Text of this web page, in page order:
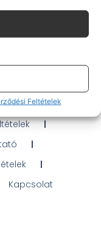
Feltételek
Kapcsolat